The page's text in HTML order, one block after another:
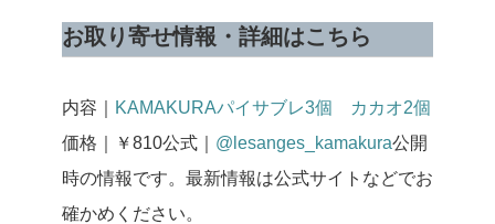
お取り寄せ情報・詳細はこちら
内容｜
KAMAKURAパイサブレ3個 カカオ2個
価格｜￥810公式｜ @lesanges_kamakura公開
時の情報です。最新情報は公式サイトなどでお
確かめください。